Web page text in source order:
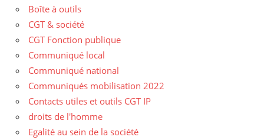
Boîte à outils
CGT & société
CGT Fonction publique
Communiqué local
Communiqué national
Communiqués mobilisation 2022
Contacts utiles et outils CGT IP
droits de l'homme
Egalité au sein de la société